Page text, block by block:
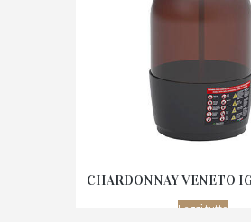
CHARDONNAY VENETO
Leggi tutto